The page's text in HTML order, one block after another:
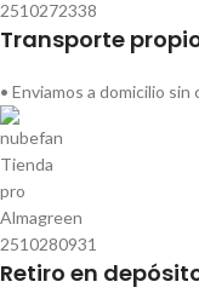
Transporte
• Enviamos a domicilio sin
Retiro en